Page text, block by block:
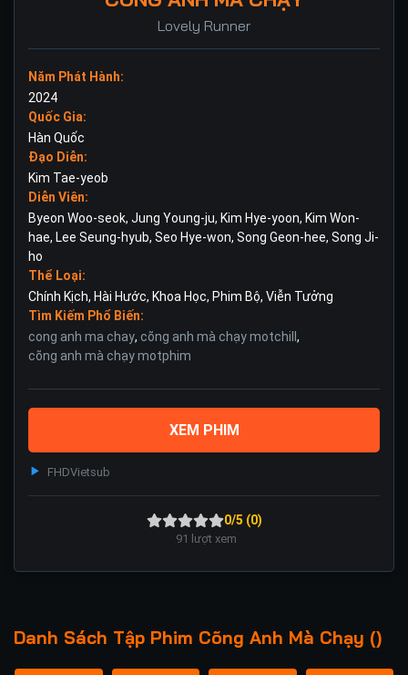
Lovely Runner
Năm Phát Hành:
2024
Quốc Gia:
Hàn Quốc
Đạo Diễn:
Kim Tae-yeob
Diễn Viên:
Byeon Woo-seok, Jung Young-ju, Kim Hye-yoon, Kim Won-
hae, Lee Seung-hyub, Seo Hye-won, Song Geon-hee, Song Ji-
ho
Thể Loại:
Chính Kịch, Hài Hước, Khoa Học, Phim Bộ, Viễn Tưởng
Tìm Kiếm Phổ Biến:
cong anh ma chay, cõng anh mà chạy motchill ,
cõng anh mà chạy motphim
XEM PHIM
FHDVietsub
0/5 (0)
91 lượt xem
Danh Sách Tập Phim Cõng Anh Mà Chạy ()